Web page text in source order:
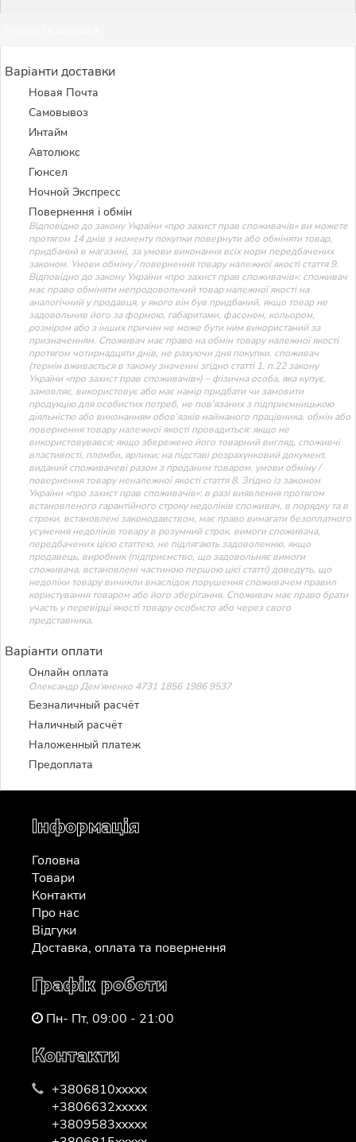
Варіанти доставки
Новая Почта
Самовывоз
Интайм
Автолюкс
Гюнсел
Ночной Экспресс
Повернення і обмін
Відповідно до закону України «про захист прав споживачів» ви можете
протягом 14 днів з моменту покупки повернути або обміняти товар,
придбаний в магазині, за умови виконання всіх норм передбачених
законом. Умови обміну / повернення товару належної якості стаття 9.
Відповідно до закону України «про захист прав споживачів»: споживач
має право обміняти непродовольчий товар належної якості на
аналогічний у продавця, у якого він був придбаний, якщо товар не
задовольнив його за формою, габаритами, фасоном, кольором,
розміром або з інших причин не може бути ним використаний за
призначенням. Споживач має право на обмін товару належної якості
протягом чотирнадцяти днів, не рахуючи дня покупки. споживач
(термін вживається в такому значенні згідно статті 1. п.22 закону
України «про захист прав споживачів») – фізична особа, яка купує,
замовляє, використовує або має намір придбати чи замовити
продукцію для особистих потреб, не пов’язаних з підприємницькою
діяльністю або виконанням обов’язків найманого працівника. обмін або
повернення товару належної якості провадиться: якщо не
використовувався; якщо збережено його товарний вигляд, споживчі
властивості, пломби, ярлики; на підставі розрахунковий документ,
виданий споживачеві разом з проданим товаром. умови обміну /
повернення товару неналежної якості стаття 8. Згідно із законом
України «про захист прав споживачів»: в разі виявлення протягом
встановленого гарантійного строку недоліків споживач, в порядку та в
строки, встановлені законодавством, має право вимагати безоплатного
усунення недоліків товару в розумний строк. вимоги споживача,
передбачених цією статтею, не підлягають задоволенню, якщо
продавець, виробник (підприємство, що задовольняє вимоги
споживача, встановлені частиною першою цієї статті) доведуть, що
недоліки товару виникли внаслідок порушення споживачем правил
користування товаром або його зберігання. Споживач має право брати
участь у перевірці якості товару особисто або через свого
представника.
Варіанти оплати
Онлайн оплата
Олександр Дем'яненко 4731 1856 1986 9537
Безналичный расчёт
Наличный расчёт
Наложенный платеж
Предоплата
Інформація
Головна
Товари
Контакти
Про нас
Відгуки
Доставка, оплата та повернення
Графік роботи
Пн- Пт, 09:00 - 21:00
Контакти
+3806810xxxxx
+3806632xxxxx
+3809583xxxxx